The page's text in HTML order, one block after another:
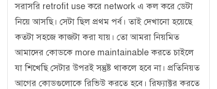
সরাসরি retrofit use করে network এ কল করে ডেটা
নিয়ে আসছি। সেটা ছিল প্রথম পর্ব। তাই দেখানো হয়েছে
কতটা সহজে কাজটা করা যায়। তো আমরা নিয়মিত
আমাদের কোডকে more maintainable করতে চাইলে
যা শিখেছি সেটার উপরই সন্তুষ্ট থাকলে হবে না। প্রতিনিয়ত
আগের কোডগুলোকে রিভিউ করতে হবে। রিফ্যাক্টর করতে